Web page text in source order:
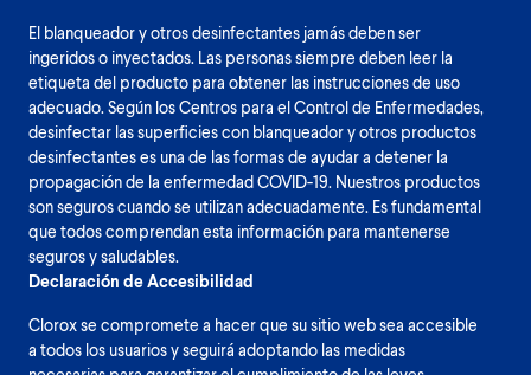
El blanqueador y otros desinfectantes jamás deben ser
ingeridos o inyectados. Las personas siempre deben leer la
etiqueta del producto para obtener las instrucciones de uso
adecuado. Según los Centros para el Control de Enfermedades,
desinfectar las superficies con blanqueador y otros productos
desinfectantes es una de las formas de ayudar a detener la
propagación de la enfermedad COVID-19. Nuestros productos
son seguros cuando se utilizan adecuadamente. Es fundamental
que todos comprendan esta información para mantenerse
seguros y saludables.
Declaración de Accesibilidad
Clorox se compromete a hacer que su sitio web sea accesible
a todos los usuarios y seguirá adoptando las medidas